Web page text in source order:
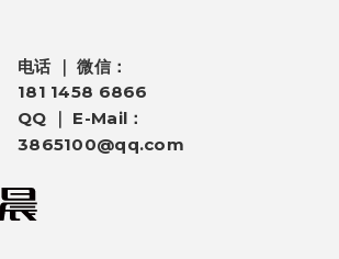
电话 ｜ 微信：
181 1458 6866
QQ ｜ E-Mail：
3865100@qq.com